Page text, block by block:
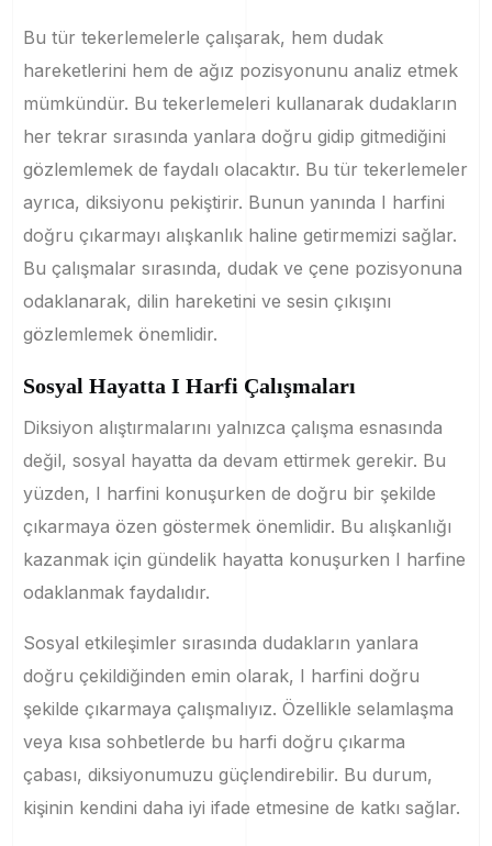
Bu tür tekerlemelerle çalışarak, hem dudak
hareketlerini hem de ağız pozisyonunu analiz etmek
mümkündür. Bu tekerlemeleri kullanarak dudakların
her tekrar sırasında yanlara doğru gidip gitmediğini
gözlemlemek de faydalı olacaktır. Bu tür tekerlemeler
ayrıca, diksiyonu pekiştirir. Bunun yanında I harfini
doğru çıkarmayı alışkanlık haline getirmemizi sağlar.
Bu çalışmalar sırasında, dudak ve çene pozisyonuna
odaklanarak, dilin hareketini ve sesin çıkışını
gözlemlemek önemlidir.
Sosyal Hayatta I Harfi Çalışmaları
Diksiyon alıştırmalarını yalnızca çalışma esnasında
değil, sosyal hayatta da devam ettirmek gerekir. Bu
yüzden, I harfini konuşurken de doğru bir şekilde
çıkarmaya özen göstermek önemlidir. Bu alışkanlığı
kazanmak için gündelik hayatta konuşurken I harfine
odaklanmak faydalıdır.
Sosyal etkileşimler sırasında dudakların yanlara
doğru çekildiğinden emin olarak, I harfini doğru
şekilde çıkarmaya çalışmalıyız. Özellikle selamlaşma
veya kısa sohbetlerde bu harfi doğru çıkarma
çabası, diksiyonumuzu güçlendirebilir. Bu durum,
kişinin kendini daha iyi ifade etmesine de katkı sağlar.